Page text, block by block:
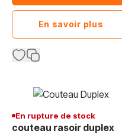
En savoir plus
En rupture de stock
couteau rasoir duplex